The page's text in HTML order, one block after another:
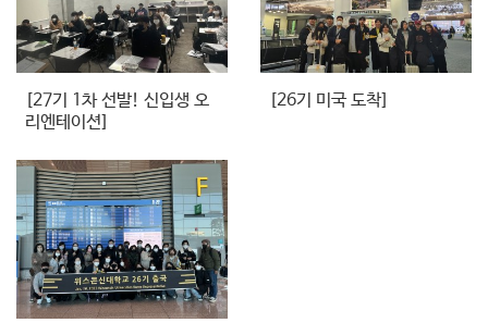
[27기 1차 선발! 신입생 오
리엔테이션]
[26기 미국 도착]